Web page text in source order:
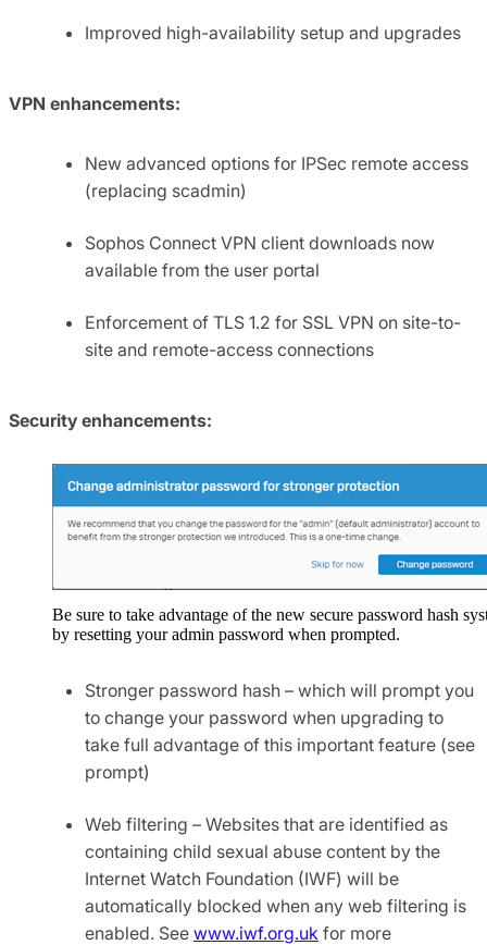
Improved high-availability setup and upgrades
VPN enhancements:
New advanced options for IPSec remote access
(replacing scadmin)
Sophos Connect VPN client downloads now
available from the user portal
Enforcement of TLS 1.2 for SSL VPN on site-to-
site and remote-access connections
Security enhancements:
Be sure to take advantage of the new secure password hash
by resetting your admin password when prompted.
Stronger password hash – which will prompt you
to change your password when upgrading to
take full advantage of this important feature (see
prompt)
Web filtering – Websites that are identified as
containing child sexual abuse content by the
Internet Watch Foundation (IWF) will be
automatically blocked when any web filtering is
enabled. See www.iwf.org.uk for more